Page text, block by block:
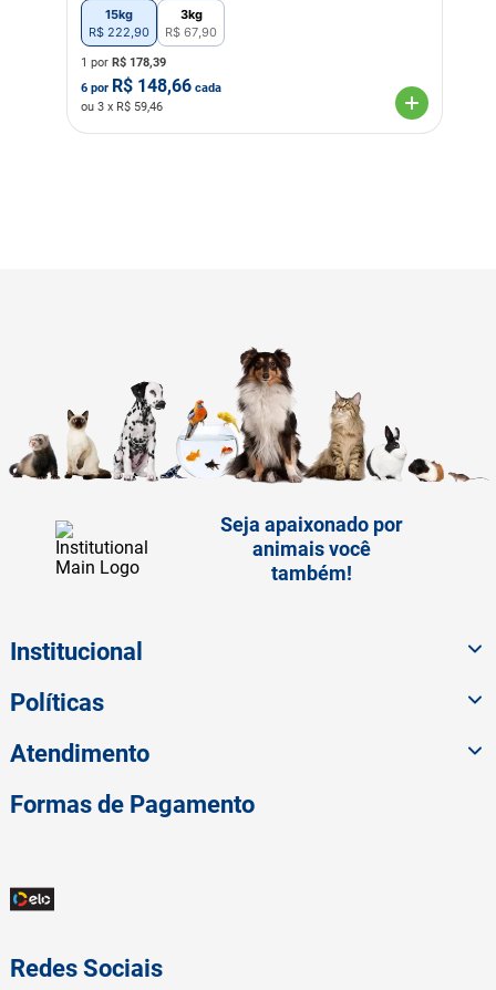
15kg
R$ 222,90
3kg
R$ 67,90
1 por R$ 178,39
6 por R$ 148,66 cada
ou 3 x R$ 59,46
Seja apaixonado por
animais você
também!
Institucional
Políticas
Atendimento
Redes Sociais
Formas de Pagamento